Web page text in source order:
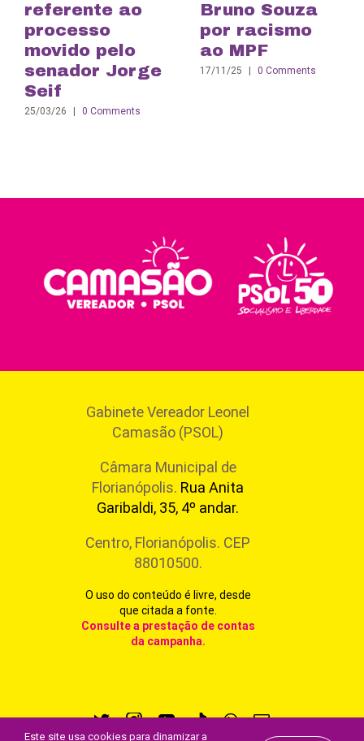
referente ao
processo
movido pelo
senador Jorge
Seif
25/03/26 0 Comments
Bruno Souza
por racismo
ao MPF
17/11/25 0 Comments
Gabinete Vereador Leonel
Camasão (PSOL)
Câmara Municipal de
Florianópolis. Rua Anita
Garibaldi, 35, 4º andar.
Centro, Florianópolis. CEP
88010500.
O uso do conteúdo é livre, desde
que citada a fonte.
Consulte a prestação de contas
da campanha.
Este site usa cookies para dinamizar a